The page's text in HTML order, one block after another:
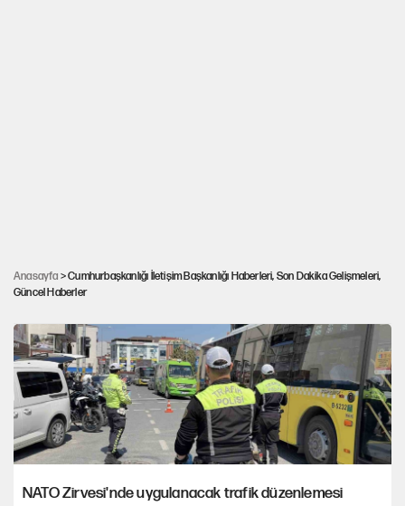
Anasayfa > Cumhurbaşkanlığı İletişim Başkanlığı Haberleri, Son Dakika Gelişmeleri,
Güncel Haberler
Erdoğan'dan Kanada Başbakanı Carney ile
telefon görüşmesi
NATO Zirvesi'nde uygulanacak trafik düzenlemesi